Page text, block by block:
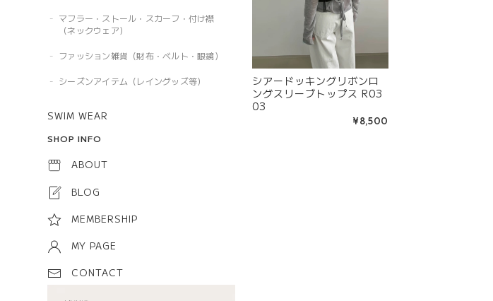
マフラー・ストール・スカーフ・付け襟
（ネックウェア）
ファッション雑貨（財布・ベルト・眼鏡）
シーズンアイテム（レイングッズ等）
SWIM WEAR
SHOP INFO
ABOUT
BLOG
MEMBERSHIP
MY PAGE
CONTACT
シアードッキングリボンロ
ングスリーブトップス R03
03
¥8,500